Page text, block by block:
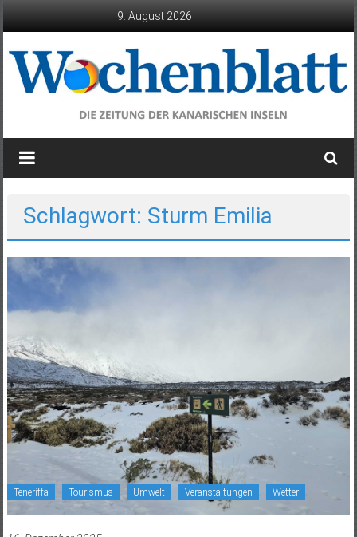
9. August 2026
Wochenblatt
die
Kanarischen
Inseln
Schlagwort: Sturm Emilia
Teneriffa Tourismus Umwelt Veranstaltungen Wetter